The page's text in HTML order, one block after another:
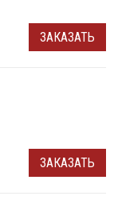
ЗАКАЗАТЬ
ЗАКАЗАТЬ